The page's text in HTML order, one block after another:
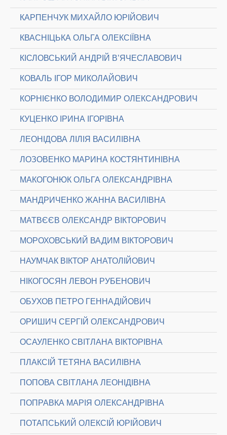
КАРПЕНЧУК МИХАЙЛО ЮРІЙОВИЧ
КВАСНІЦЬКА ОЛЬГА ОЛЕКСІЇВНА
КІСЛОВСЬКИЙ АНДРІЙ В’ЯЧЕСЛАВОВИЧ
КОВАЛЬ ІГОР МИКОЛАЙОВИЧ
КОРНІЄНКО ВОЛОДИМИР ОЛЕКСАНДРОВИЧ
КУЦЕНКО ІРИНА ІГОРІВНА
ЛЕОНІДОВА ЛІЛІЯ ВАСИЛІВНА
ЛОЗОВЕНКО МАРИНА КОСТЯНТИНІВНА
МАКОГОНЮК ОЛЬГА ОЛЕКСАНДРІВНА
МАНДРИЧЕНКО ЖАННА ВАСИЛІВНА
МАТВЄЄВ ОЛЕКСАНДР ВІКТОРОВИЧ
МОРОХОВСЬКИЙ ВАДИМ ВІКТОРОВИЧ
НАУМЧАК ВІКТОР АНАТОЛІЙОВИЧ
НІКОГОСЯН ЛЕВОН РУБЕНОВИЧ
ОБУХОВ ПЕТРО ГЕННАДІЙОВИЧ
ОРИШИЧ СЕРГІЙ ОЛЕКСАНДРОВИЧ
ОСАУЛЕНКО СВІТЛАНА ВІКТОРІВНА
ПЛАКСІЙ ТЕТЯНА ВАСИЛІВНА
ПОПОВА СВІТЛАНА ЛЕОНІДІВНА
ПОПРАВКА МАРІЯ ОЛЕКСАНДРІВНА
ПОТАПСЬКИЙ ОЛЕКСІЙ ЮРІЙОВИЧ